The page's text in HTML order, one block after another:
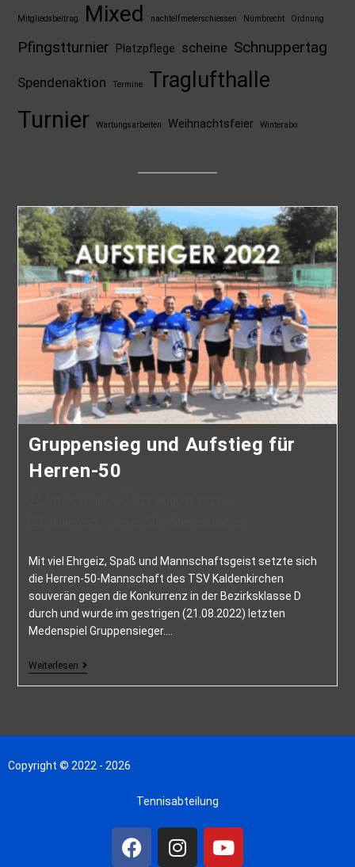
Mitgliedsbeitrag Mixed nachtelfmeterschiessen Nümbrecht Ordnung
Pfingstturnier Platzpflege scheine Schnuppertag
Spendenaktion Termine Traglufthalle
Turnier Wartungsarbeiten Weihnachtsfeier Winterabo
Gruppensieg und Aufstieg für
Herren-50
Mit viel Ehrgeiz, Spaß und Mannschaftsgeist setzte sich
die Herren-50-Mannschaft des TSV Kaldenkirchen
souverän gegen die Konkurrenz in der Bezirksklasse D
durch und wurde im gestrigen (21.08.2022) letzten
Medenspiel Gruppensieger.…
Weiterlesen
Copyright © 2022 - 2026
Tennisabteilung